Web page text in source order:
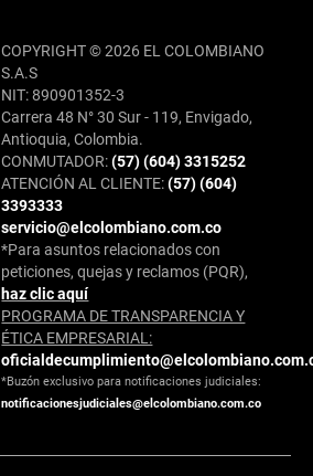
COPYRIGHT © 2026 EL COLOMBIANO
S.A.S
NIT: 890901352-3
Carrera 48 N° 30 Sur - 119, Envigado,
Antioquia, Colombia.
CONMUTADOR:(57) (604) 3315252
ATENCIÓN AL CLIENTE:(57) (604)
3393333
servicio@elcolombiano.com.co
*Para asuntos relacionados con
peticiones, quejas y reclamos (PQR),
haz clic aquí
PROGRAMA DE TRANSPARENCIA Y
ÉTICA EMPRESARIAL:
*Buzón exclusivo para notificaciones judiciales:
notificacionesjudiciales@elcolombiano.com.co